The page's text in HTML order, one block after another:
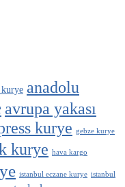
anadolu
avrupa yakası
kurye gebze kurye
kurye hava kargo
istanbul eczane kurye istanbul